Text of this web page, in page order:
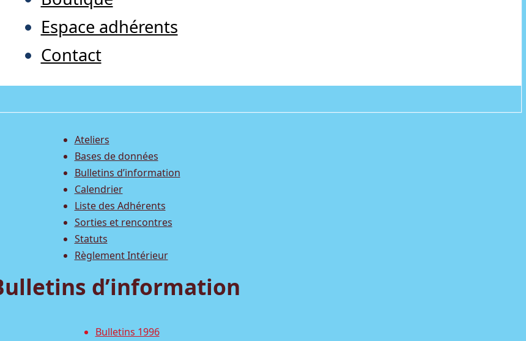
Espace adhérents
Contact
Ateliers
Bases de données
Bulletins d’information
Calendrier
Liste des Adhérents
Sorties et rencontres
Statuts
Règlement Intérieur
d’information
Bulletins 1996